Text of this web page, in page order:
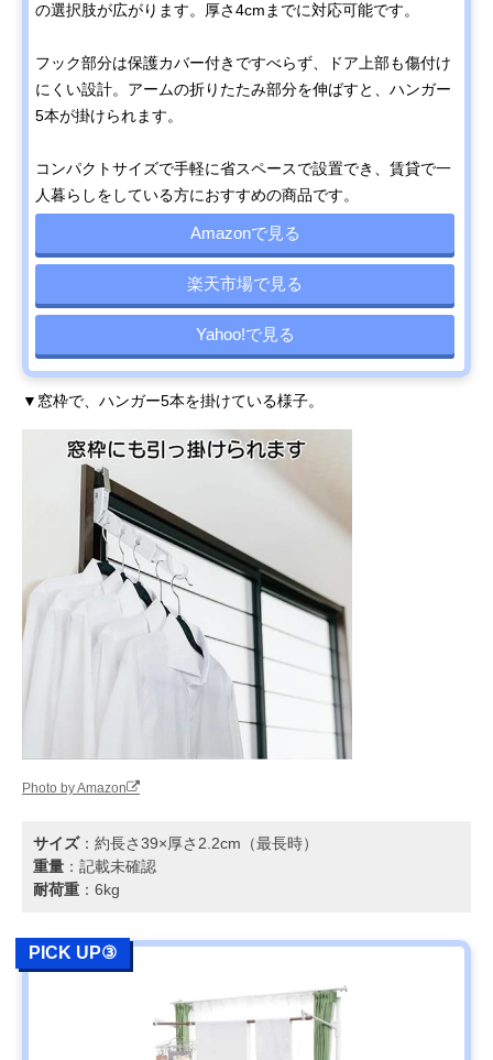
の選択肢が広がります。厚さ4cmまでに対応可能です。
フック部分は保護カバー付きですべらず、ドア上部も傷付け
にくい設計。アームの折りたたみ部分を伸ばすと、ハンガー
5本が掛けられます。
コンパクトサイズで手軽に省スペースで設置でき、賃貸で一
人暮らしをしている方におすすめの商品です。
Amazonで見る
楽天市場で見る
Yahoo!で見る
▼窓枠で、ハンガー5本を掛けている様子。
Photo by Amazon
サイズ：約長さ39×厚さ2.2cm（最長時）
重量 ：記載未確認
耐荷重 ：6kg
PICK UP③